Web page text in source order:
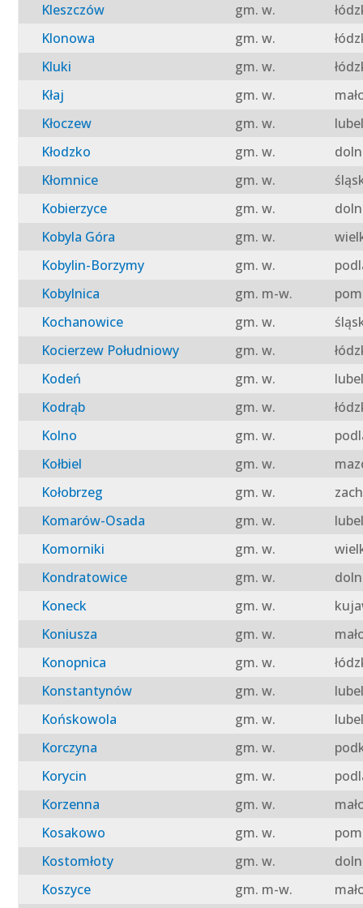
Kleszczów
gm. w.
Klonowa
gm. w.
Kluki
gm. w.
Kłaj
gm. w.
Kłoczew
gm. w.
Kłodzko
gm. w.
Kłomnice
gm. w.
Kobierzyce
gm. w.
Kobyla Góra
gm. w.
Kobylin-Borzymy
gm. w.
Kobylnica
gm. m-w.
Kochanowice
gm. w.
Kocierzew Południowy
gm. w.
Kodeń
gm. w.
Kodrąb
gm. w.
Kolno
gm. w.
Kołbiel
gm. w.
Kołobrzeg
gm. w.
Komarów-Osada
gm. w.
Komorniki
gm. w.
Kondratowice
gm. w.
Koneck
gm. w.
Koniusza
gm. w.
Konopnica
gm. w.
Konstantynów
gm. w.
Końskowola
gm. w.
Korczyna
gm. w.
Korycin
gm. w.
Korzenna
gm. w.
Kosakowo
gm. w.
Kostomłoty
gm. w.
Koszyce
gm. m-w.